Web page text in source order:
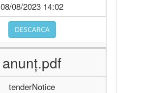
08/08/2023 14:02
DESCARCA
anunţ.pdf
tenderNotice